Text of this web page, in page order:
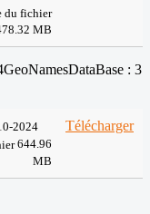
MB
: 3
2024
644.96
MB
Télécharger